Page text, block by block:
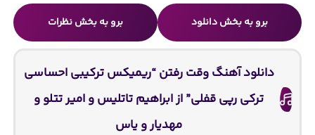
برو به بخش دانلود برو به بخش نظرات
دانلود آهنگ وقت رفتن “ریمیکس ترکیبی احساسی
ترکی رپی قفلی” از ابراهیم تاتلیس و امیر تتلو و
مهدیار و یاس